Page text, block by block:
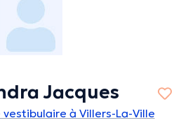
Jacques
à Villers-La-Ville